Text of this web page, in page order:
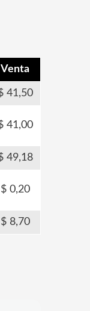
Venta
41,50
41,00
49,18
0,20
8,70